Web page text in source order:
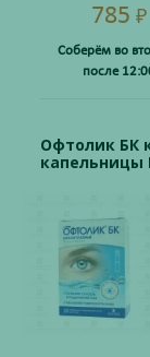
785 ₽
Соберём во
после
Офтолик БК
капельницы